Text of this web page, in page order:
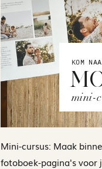
KOM
Mini-cursus: Maak
fotoboek-pagina's voor
mini-